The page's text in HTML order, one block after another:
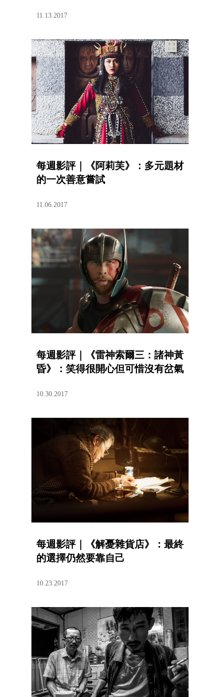
11.13.2017
每週影評｜《阿莉芙》：多元題材
的一次善意嘗試
11.06.2017
每週影評｜《雷神索爾三：諸神黃
昏》：笑得很開心但可惜沒有岔氣
10.30.2017
每週影評｜《解憂雜貨店》：最終
的選擇仍然要靠自己
10.23.2017